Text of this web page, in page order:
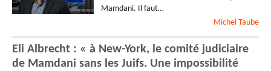
Mamdani. Il faut…
Michel Taube
Eli Albrecht : « à New-York, le comité judiciaire
de Mamdani sans les Juifs. Une impossibilité